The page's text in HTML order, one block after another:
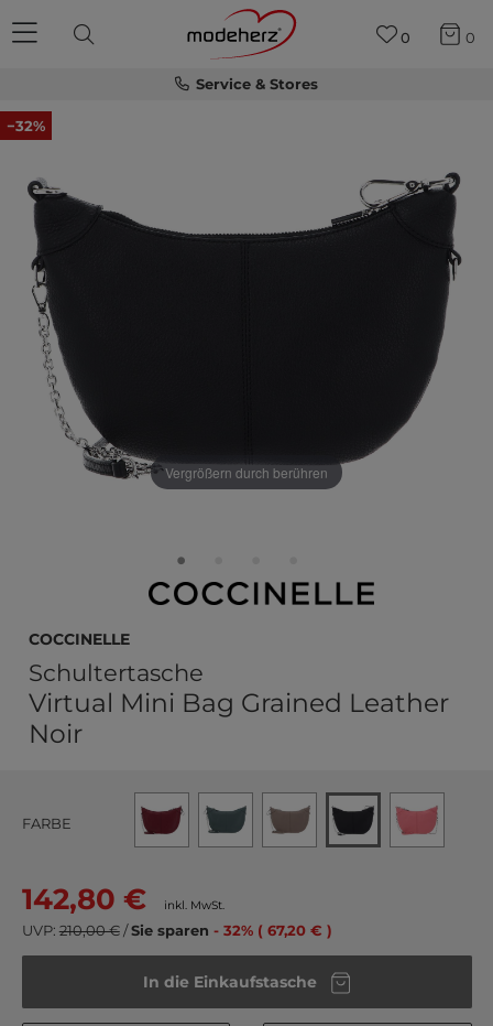
Service & Stores
0 0
−32%
Vergrößern durch berühren
COCCINELLE
Schultertasche
Virtual Mini Bag Grained Leather
Noir
FARBE
142,80 € inkl. MwSt.
UVP: 210,00 €/Sie sparen - 32% ( 67,20 € )
In die Einkaufstasche